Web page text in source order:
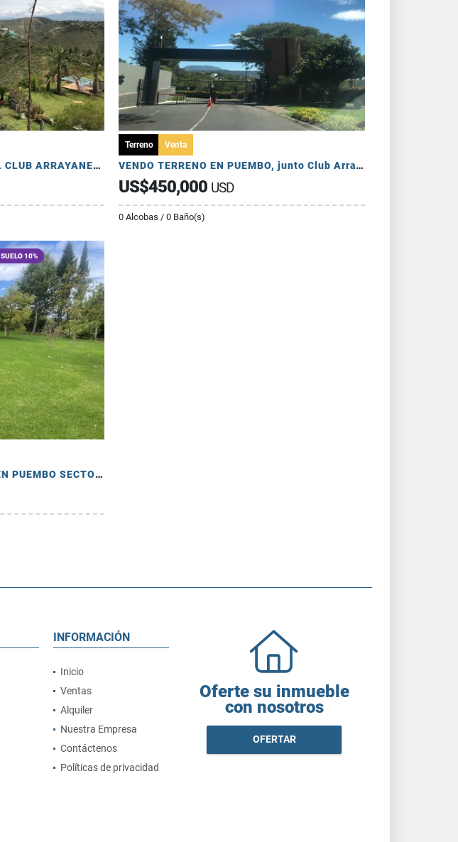
VENDO TERRENO JUNTO AL CLUB ARRAYANES INCREIBLE VISTA
Terreno Venta
VENDO TERRENO EN PUEMBO, junto Club Arrayanes - VISTA ESPECTACULAR
US$450,000 USD
0 Alcobas / 0 Baño(s)
10%
VENTA TERRENO 1214 M2 EN PUEMBO SECTOR COLEGIOS
INFORMACIÓN
Inicio
Ventas
Alquiler
Nuestra Empresa
Contáctenos
Políticas de privacidad
Oferte su inmueble
con nosotros
OFERTAR